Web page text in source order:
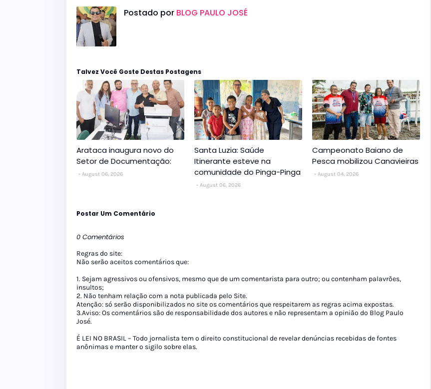
Postado por BLOG PAULO JOSÉ
Talvez Você Goste Destas Postagens
Arataca inaugura novo do
Setor de Documentação:
August 06, 2026
Santa Luzia: Saúde
Itinerante esteve na
comunidade do Pinga-Pinga
August 06, 2026
Campeonato Baiano de
Pesca mobilizou Canavieiras
August 04, 2026
Postar Um Comentário
0 Comentários
Regras do site:
Não serão aceitos comentários que:
1. Sejam agressivos ou ofensivos, mesmo que de um comentarista para outro; ou contenham palavrões,
insultos;
2. Não tenham relação com a nota publicada pelo Site.
Atenção: só serão disponibilizados no site os comentários que respeitarem as regras acima expostas.
3.Aviso: Os comentários são de responsabilidade dos autores e não representam a opinião do Blog Paulo
José.
É LEI NO BRASIL – Todo jornalista tem o direito constitucional de revelar denúncias recebidas de fontes
anônimas e manter o sigilo sobre elas.